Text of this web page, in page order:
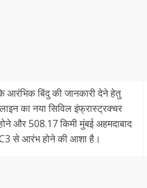
बिंदु की जानकारी देने हेतु
का नया सिविल इंफ्रास्ट्रक्चर
और 508.17 किमी मुंबई अहमदाबाद
से आरंभ होने की आशा है।